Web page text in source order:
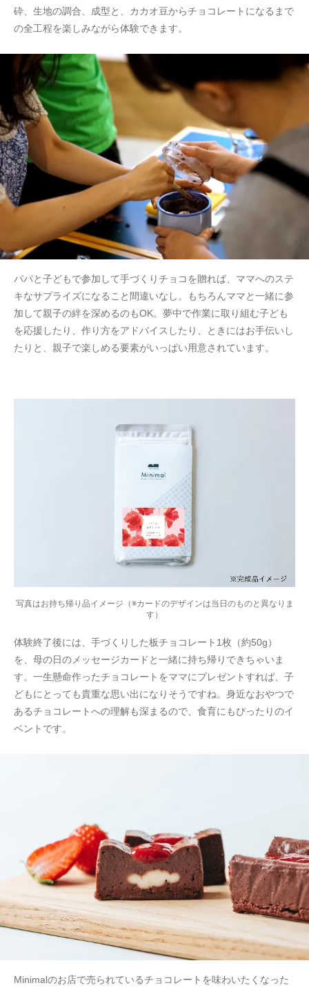
砕、生地の調合、成型と、カカオ豆からチョコレートになるまで
の全工程を楽しみながら体験できます。
パパと子どもで参加して手づくりチョコを贈れば、ママへのステ
キなサプライズになること間違いなし。もちろんママと一緒に参
加して親子の絆を深めるのもOK。夢中で作業に取り組む子ども
を応援したり、作り方をアドバイスしたり、ときにはお手伝いし
たりと、親子で楽しめる要素がいっぱい用意されています。
写真はお持ち帰り品イメージ（※カードのデザインは当日のものと異なりま
す）
体験終了後には、手づくりした板チョコレート1枚（約50g）
を、母の日のメッセージカードと一緒に持ち帰りできちゃいま
す。一生懸命作ったチョコレートをママにプレゼントすれば、子
どもにとっても貴重な思い出になりそうですね。身近なおやつで
あるチョコレートへの理解も深まるので、食育にもぴったりのイ
ベントです。
Minimalのお店で売られているチョコレートを味わいたくなった